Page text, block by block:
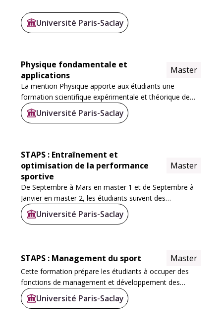
Université Paris-Saclay
Physique fondamentale et
applications
Master
La mention Physique apporte aux étudiants une
formation scientifique expérimentale et théorique de
haut niveau s'appuyant sur le large spectre de
thématiques de recherche en Physique , conduites au...
Université Paris-Saclay
STAPS : Entraînement et
optimisation de la performance
sportive
Master
De Septembre à Mars en master 1 et de Septembre à
Janvier en master 2, les étudiants suivent des
enseignements sous forme de cours magistraux,
travaux dirigées et travaux pratiques sur les sites d...
Université Paris-Saclay
STAPS : Management du sport Master
Cette formation prépare les étudiants à occuper des
fonctions de management et développement des
organisations publiques et privées du sport.
Université Paris-Saclay